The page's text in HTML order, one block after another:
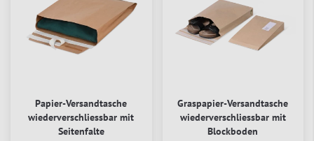
Papier-Versandtasche
wiederverschliessbar mit
Seitenfalte
Graspapier-Versandtasche
wiederverschliessbar mit
Blockboden